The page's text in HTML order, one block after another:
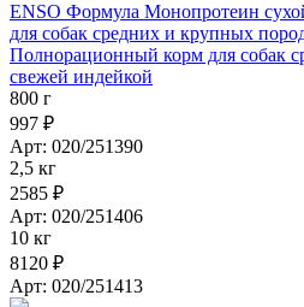
ENSO Формула Монопротеин
для собак средних и крупных
Полнорационный корм для собак
свежей индейкой
800 г
997 ₽
Арт: 020/251390
2,5 кг
2585 ₽
Арт: 020/251406
10 кг
8120 ₽
Арт: 020/251413